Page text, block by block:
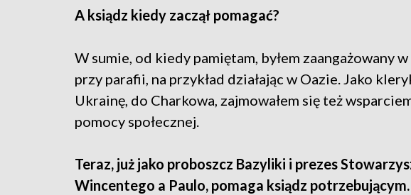
A ksiądz kiedy zaczął pomagać?
W sumie, od kiedy pamiętam, byłem zaangażowany
przy parafii, na przykład działając w Oazie. Jako
Ukrainę, do Charkowa, zajmowałem się też
pomocy społecznej.
Teraz, już jako proboszcz Bazyliki i prezes
Wincentego a Paulo, pomaga ksiądz